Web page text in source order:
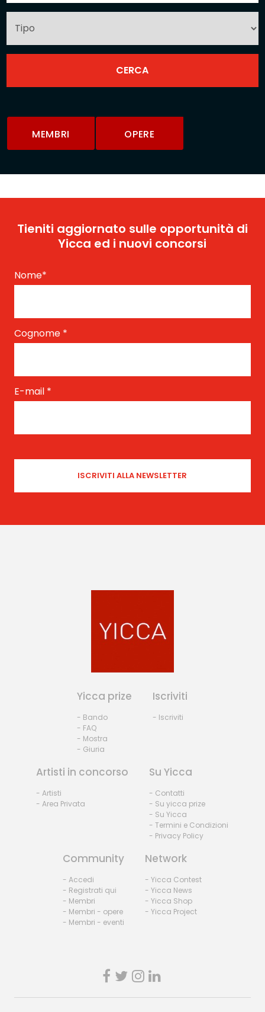
MEMBRI OPERE
Tieniti aggiornato sulle opportunità di
Yicca ed i nuovi concorsi
Nome*
Cognome *
E-mail *
Yicca prize
- Bando
- FAQ
- Mostra
- Giuria
Iscriviti
- Iscriviti
Artisti in concorso
- Artisti
- Area Privata
Su Yicca
- Contatti
- Su yicca prize
- Su Yicca
- Termini e Condizioni
- Privacy Policy
Community
- Accedi
- Registrati qui
- Membri
- Membri - opere
- Membri - eventi
Network
- Yicca Contest
- Yicca News
- Yicca Shop
- Yicca Project